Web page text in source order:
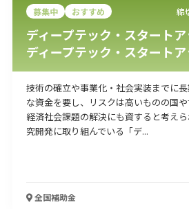
募集中 おすすめ 締
ディープテック・スタート
ディープテック・スタート
技術の確立や事業化・社会実装までに
な資金を要し、リスクは高いものの国
経済社会課題の解決にも資すると考え
究開発に取り組んでいる「デ...
全国補助金